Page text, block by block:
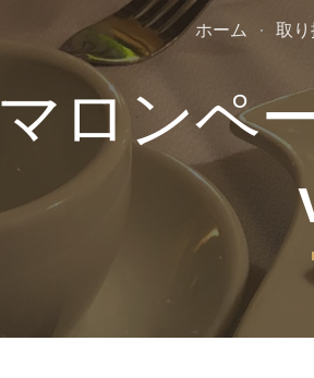
Skip to main content
ホーム 取
マロンペ